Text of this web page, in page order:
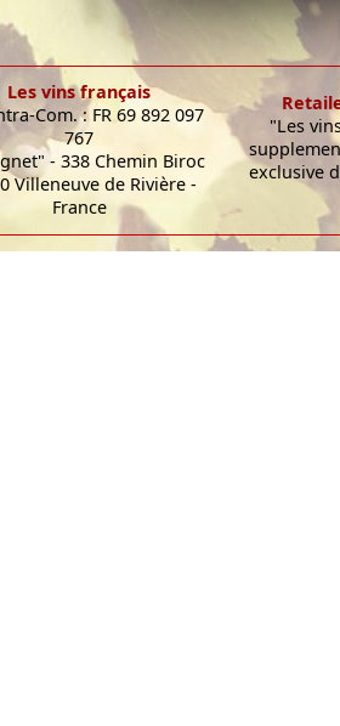
Les vins français
Com. : FR 69 892 097
767
- 338 Chemin Biroc
Villeneuve de Rivière -
France
"Les
exclusive